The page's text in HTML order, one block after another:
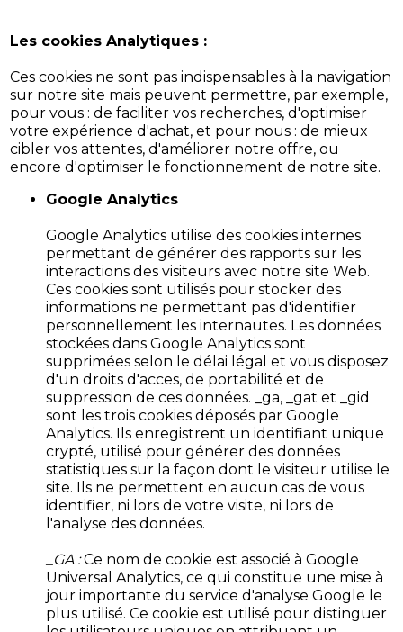
Les cookies Analytiques :
Ces cookies ne sont pas indispensables à la navigation
sur notre site mais peuvent permettre, par exemple,
pour vous : de faciliter vos recherches, d'optimiser
votre expérience d'achat, et pour nous : de mieux
cibler vos attentes, d'améliorer notre offre, ou
encore d'optimiser le fonctionnement de notre site.
Google Analytics
Google Analytics utilise des cookies internes
permettant de générer des rapports sur les
interactions des visiteurs avec notre site Web.
Ces cookies sont utilisés pour stocker des
informations ne permettant pas d'identifier
personnellement les internautes. Les données
stockées dans Google Analytics sont
supprimées selon le délai légal et vous disposez
d'un droits d'acces, de portabilité et de
suppression de ces données. _ga, _gat et _gid
sont les trois cookies déposés par Google
Analytics. Ils enregistrent un identifiant unique
crypté, utilisé pour générer des données
statistiques sur la façon dont le visiteur utilise le
site. Ils ne permettent en aucun cas de vous
identifier, ni lors de votre visite, ni lors de
l'analyse des données.
_GA :Ce nom de cookie est associé à Google
Universal Analytics, ce qui constitue une mise à
jour importante du service d'analyse Google le
plus utilisé. Ce cookie est utilisé pour distinguer